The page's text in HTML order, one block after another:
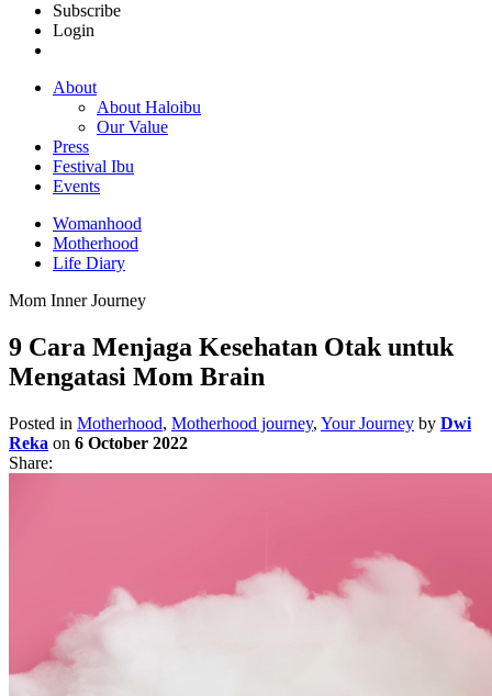
Subscribe
Login
About
About Haloibu
Our Value
Press
Festival Ibu
Events
Womanhood
Motherhood
Life Diary
Mom Inner Journey
9 Cara Menjaga Kesehatan Otak untuk
Mengatasi Mom Brain
Posted in Motherhood, Motherhood journey, Your Journey by Dwi
Reka on 6 October 2022
Share: